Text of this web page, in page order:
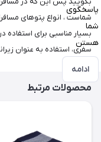
پاسخگوی
شما
هستن
ادامه
شماست ، انواع پتوهای
بسیار مناسبی برای استفاده
سفری، استفاده به عنوان
محصولات مرتبط